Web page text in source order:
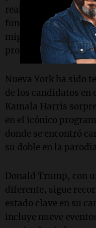
realidad, la de
fundamental la
migratorio estricto,
promete continuar
Nueva York ha sido
de los candidatos en
Kamala Harris
en el icónico
donde se encontró
su doble en la
Donald Trump, con
diferente, sigue
estado clave en su
incluye nueve